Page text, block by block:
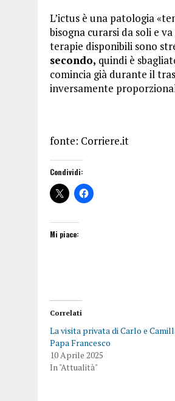
L’ictus è una patologia
bisogna curarsi da soli e
terapie disponibili sono
secondo, quindi è
comincia già durante il
inversamente
fonte: Corriere.it
Condividi:
Mi piace:
Correlati
La visita privata di Carlo e
Papa Francesco
10 Aprile 2025
In "Attualità"